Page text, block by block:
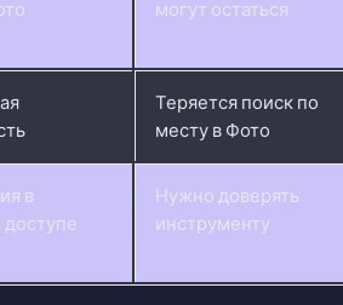
могут остаться
Теряется поиск по
месту в Фото
в
Нужно доверять
инструменту